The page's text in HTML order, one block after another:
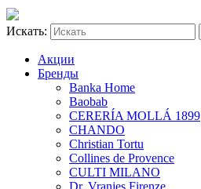
Искать:
Акции
Бренды
Banka Home
Baobab
CERERÍA MOLLÁ 1899
CHANDO
Christian Tortu
Collines de Provence
CULTI MILANO
Dr. Vranjes Firenze